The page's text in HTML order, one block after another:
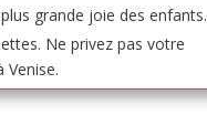
grande joie des enfants.
Ne privez pas votre
Venise.